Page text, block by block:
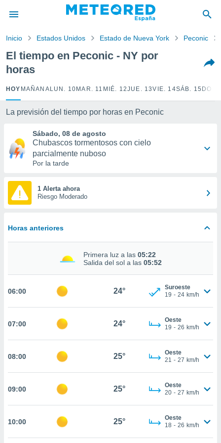
por
para
la
calidad.
a este
las
y
forma
contenido
botón
a la
la
ya sean
en
perfil
CONTINUAR
Inicio Estados Unidos Estado de Nueva York Peconic
El tiempo en Peconic - NY por
horas
HOY MAÑANA LUN. 10 MAR. 11 MIÉ. 12JUE. 13VIE. 14SÁB. 15
La previsión del tiempo por horas en Peconic
Sábado, 08 de agosto
Chubascos tormentosos con cielo
parcialmente nuboso
Por la tarde
1 Alerta ahora
Riesgo Moderado
Horas anteriores
Primera luz a las 05:22
Salida del sol a las 05:52
06:00 24°
Suroeste
19 - 24 km/h
07:00 24°
Oeste
19 - 26 km/h
08:00 25°
Oeste
21 - 27 km/h
09:00 25°
Oeste
20 - 27 km/h
10:00 25°
Oeste
18 - 26 km/h